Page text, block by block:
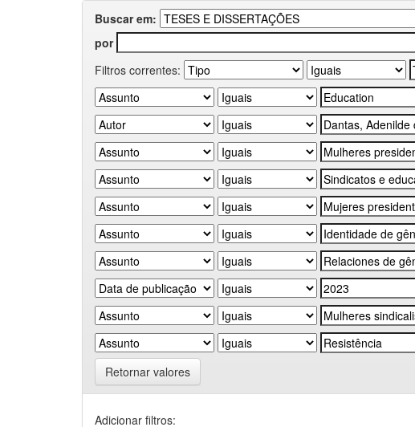
Buscar em:
por
Filtros correntes:
Retornar valores
Adicionar filtros: